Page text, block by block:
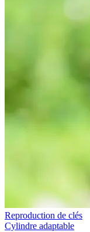
Reproduction de clés
Cylindre adaptable